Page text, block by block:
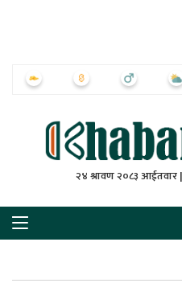
२४ श्रावण २०८३